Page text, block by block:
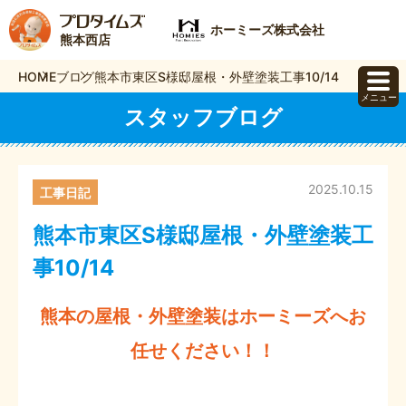
熊本西店
ホーミーズ株式会社
HOMEブログ熊本市東区S様邸屋根・外壁塗装工事10/14
スタッフブログ
熊本市東区S様邸屋根・外壁塗装工
事10/14
2025.10.15
工事日記
熊本の屋根・外壁塗装はホーミーズへお
任せください！！
メニュー